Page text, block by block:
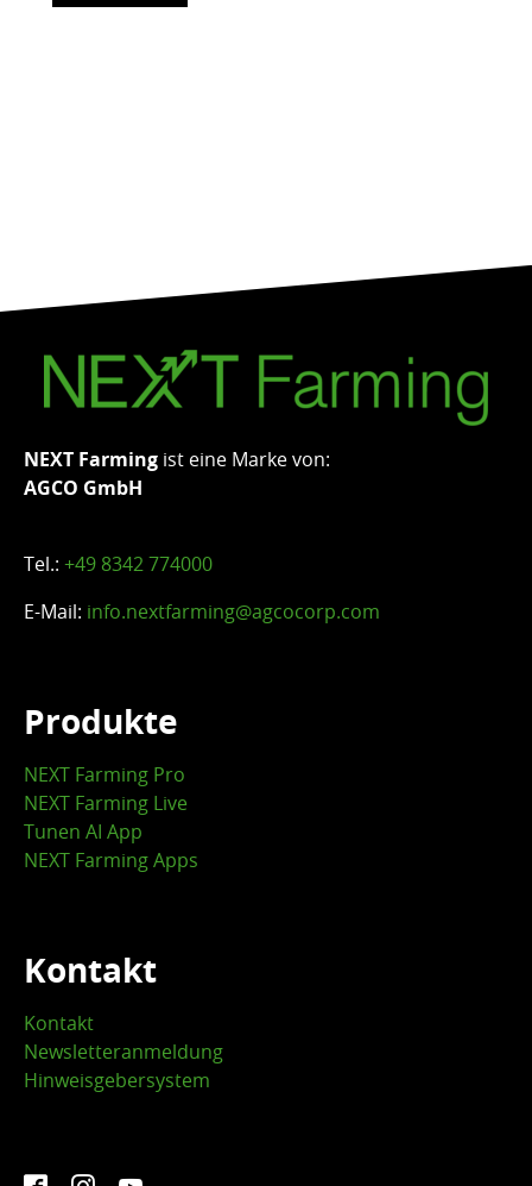
NEXT Farming ist eine Marke von:
AGCO GmbH
Tel.: +49 8342 774000
E-Mail: info.nextfarming@agcocorp.com
Produkte
NEXT Farming Pro
NEXT Farming Live
Tunen AI App
NEXT Farming Apps
Kontakt
Kontakt
Newsletteranmeldung
Hinweisgebersystem